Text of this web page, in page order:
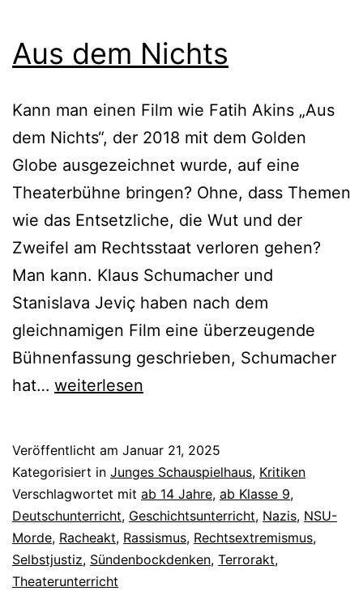
Aus dem Nichts
Kann man einen Film wie Fatih Akins „Aus
dem Nichts“, der 2018 mit dem Golden
Globe ausgezeichnet wurde, auf eine
Theaterbühne bringen? Ohne, dass Themen
wie das Entsetzliche, die Wut und der
Zweifel am Rechtsstaat verloren gehen?
Man kann. Klaus Schumacher und
Stanislava Jeviç haben nach dem
gleichnamigen Film eine überzeugende
Bühnenfassung geschrieben, Schumacher
hat… Aus
weiterlesen
Veröffentlicht am Januar 21, 2025
Kategorisiert in Junges Schauspielhaus, Kritiken
Verschlagwortet mit ab 14 Jahre, ab Klasse 9,
Deutschunterricht, Geschichtsunterricht, Nazis, NSU-
Morde, Racheakt, Rassismus, Rechtsextremismus,
Selbstjustiz, Sündenbockdenken, Terrorakt,
Theaterunterricht